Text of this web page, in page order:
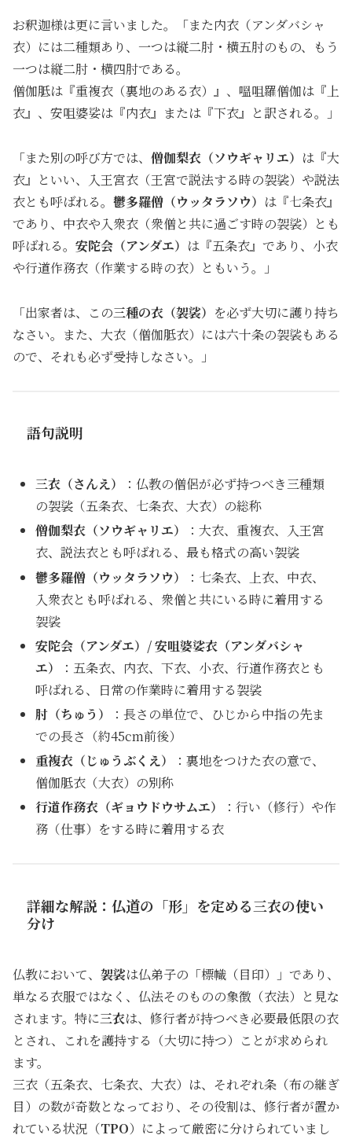
お釈迦様は更に言いました。「また内衣（アンダバシャ
衣）には二種類あり、一つは縦二肘・横五肘のもの、もう
一つは縦二肘・横四肘である。
僧伽胝は『重複衣（裏地のある衣）』、嗢咀羅僧伽は『上
衣』、安咀婆娑は『内衣』または『下衣』と訳される。」
「また別の呼び方では、 僧伽梨衣（ソウギャリエ） は『大
衣』といい、入王宮衣（王宮で説法する時の袈裟）や説法
衣とも呼ばれる。 鬱多羅僧（ウッタラソウ） は『七条衣』
であり、中衣や入衆衣（衆僧と共に過ごす時の袈裟）とも
呼ばれる。 安陀会（アンダエ） は『五条衣』であり、小衣
や行道作務衣（作業する時の衣）ともいう。」
「出家者は、この三種の衣（袈裟） を必ず大切に護り持ち
なさい。また、大衣（僧伽胝衣）には六十条の袈裟もある
ので、それも必ず受持しなさい。」
語句説明
三衣（さんえ）
：仏教の僧侶が必ず持つべき三種類
の袈裟（五条衣、七条衣、大衣）の総称
僧伽梨衣（ソウギャリエ）
：大衣、重複衣、入王宮
衣、説法衣とも呼ばれる、最も格式の高い袈裟
鬱多羅僧（ウッタラソウ）
：七条衣、上衣、中衣、
入衆衣とも呼ばれる、衆僧と共にいる時に着用する
袈裟
安陀会（アンダエ）/ 安咀婆娑衣（アンダバシャ
エ）
：五条衣、内衣、下衣、小衣、行道作務衣とも
呼ばれる、日常の作業時に着用する袈裟
肘（ちゅう）
：長さの単位で、ひじから中指の先ま
での長さ（約45cm前後）
重複衣（じゅうぶくえ）
：裏地をつけた衣の意で、
僧伽胝衣（大衣）の別称
行道作務衣（ギョウドウサムエ）
：行い（修行）や作
務（仕事）をする時に着用する衣
詳細な解説：仏道の「形」を定める三衣の使い
分け
仏教において、 袈裟は仏弟子の「標幟（目印）」であり、
単なる衣服ではなく、仏法そのものの象徴（衣法）と見な
されます。特に三衣は、修行者が持つべき必要最低限の衣
とされ、これを護持する（大切に持つ）ことが求められ
ます。
三衣（五条衣、七条衣、大衣）は、それぞれ条（布の継ぎ
目）の数が奇数となっており、その役割は、修行者が置か
れている状況（TPO）によって厳密に分けられていまし